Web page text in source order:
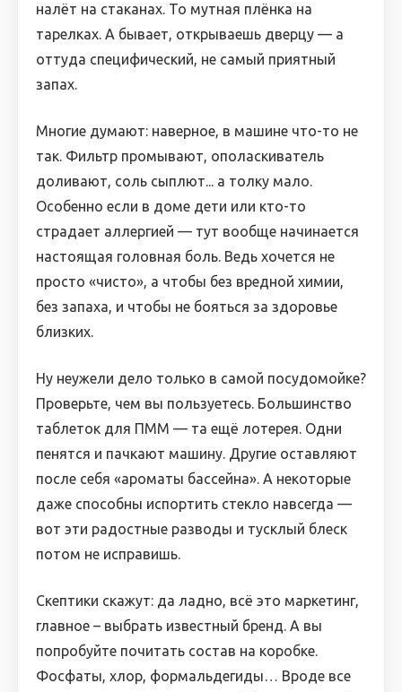
налёт на стаканах. То мутная плёнка на
тарелках. А бывает, открываешь дверцу — а
оттуда специфический, не самый приятный
запах.
Многие думают: наверное, в машине что-то не
так. Фильтр промывают, ополаскиватель
доливают, соль сыплют... а толку мало.
Особенно если в доме дети или кто-то
страдает аллергией — тут вообще начинается
настоящая головная боль. Ведь хочется не
просто «чисто», а чтобы без вредной химии,
без запаха, и чтобы не бояться за здоровье
близких.
Ну неужели дело только в самой посудомойке?
Проверьте, чем вы пользуетесь. Большинство
таблеток для ПММ — та ещё лотерея. Одни
пенятся и пачкают машину. Другие оставляют
после себя «ароматы бассейна». А некоторые
даже способны испортить стекло навсегда —
вот эти радостные разводы и тусклый блеск
потом не исправишь.
Скептики скажут: да ладно, всё это маркетинг,
главное – выбрать известный бренд. А вы
попробуйте почитать состав на коробке.
Фосфаты, хлор, формальдегиды… Вроде все